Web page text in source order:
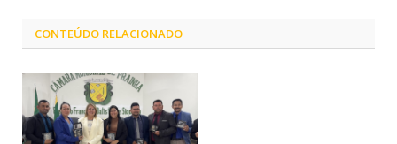
CONTEÚDO RELACIONADO